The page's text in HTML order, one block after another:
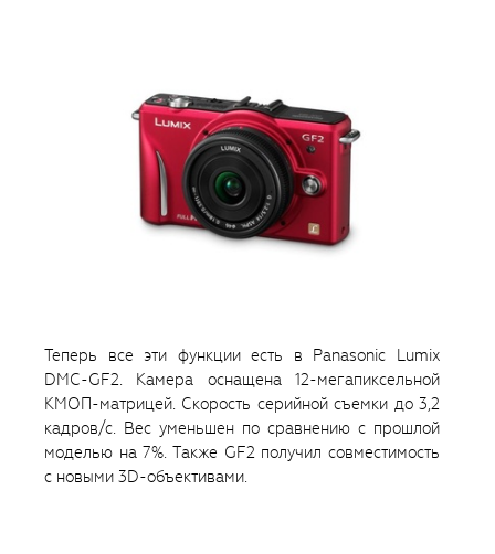
Теперь все эти функции есть в Panasonic Lumix
DMC-GF2. Камера оснащена 12-мегапиксельной
КМОП-матрицей. Скорость серийной съемки до 3,2
кадров/с. Вес уменьшен по сравнению с прошлой
моделью на 7%. Также GF2 получил совместимость
с новыми 3D-объективами.